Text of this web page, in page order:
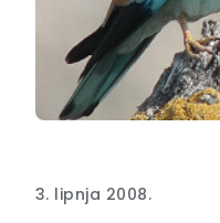
3. lipnja 2008.